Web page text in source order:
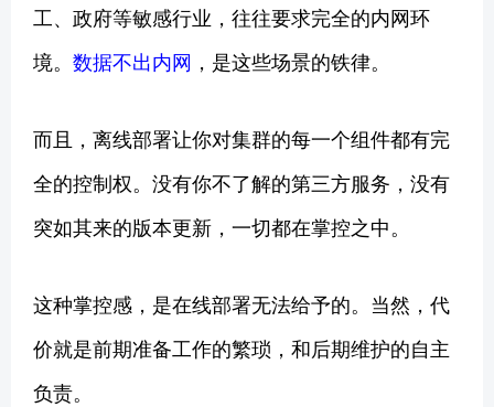
工、政府等敏感行业，往往要求完全的内网环
境。 数据不出内网 ，是这些场景的铁律。
而且，离线部署让你对集群的每一个组件都有完
全的控制权。没有你不了解的第三方服务，没有
突如其来的版本更新，一切都在掌控之中。
这种掌控感，是在线部署无法给予的。当然，代
价就是前期准备工作的繁琐，和后期维护的自主
负责。